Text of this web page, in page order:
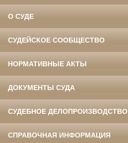
О СУДЕ
СУДЕЙСКОЕ СООБЩЕСТВО
НОРМАТИВНЫЕ АКТЫ
ДОКУМЕНТЫ СУДА
СУДЕБНОЕ ДЕЛОПРОИЗВОДСТВО
СПРАВОЧНАЯ ИНФОРМАЦИЯ